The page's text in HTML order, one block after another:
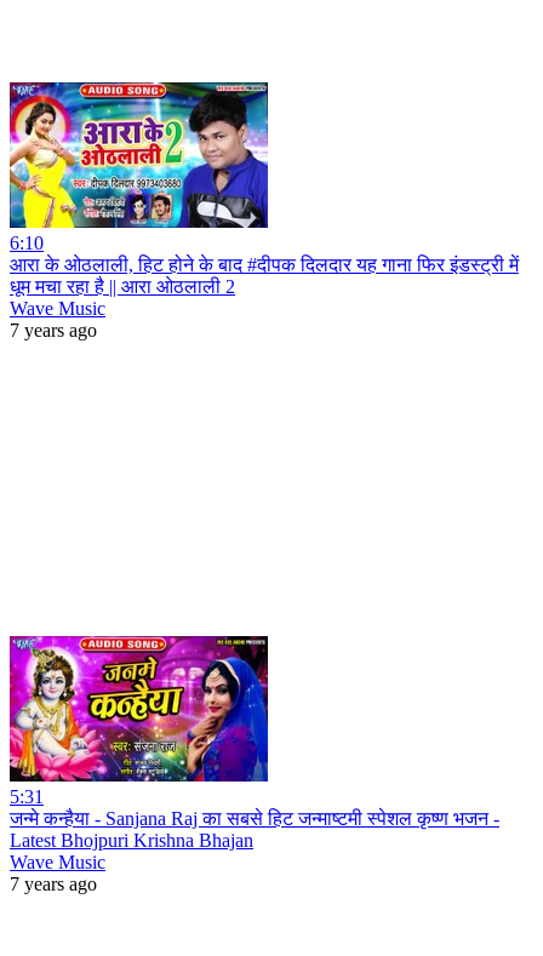
6:10
आरा के ओठलाली, हिट होने के बाद #दीपक दिलदार यह गाना फिर इंडस्ट्री में
धूम मचा रहा है || आरा ओठलाली 2
Wave Music
7 years ago
5:31
जन्मे कन्हैया - Sanjana Raj का सबसे हिट जन्माष्टमी स्पेशल कृष्ण भजन -
Latest Bhojpuri Krishna Bhajan
Wave Music
7 years ago